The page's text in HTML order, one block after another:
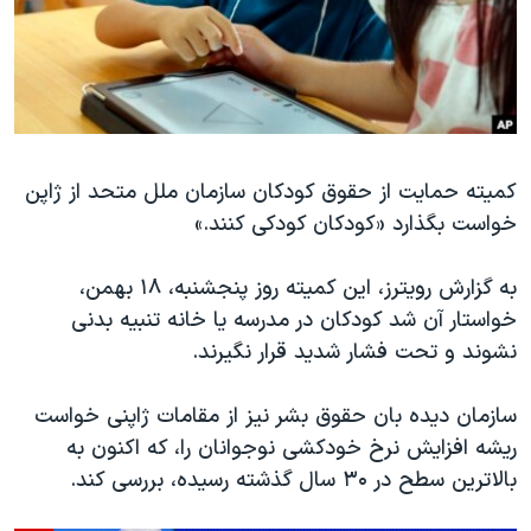
فرهنگ و زندگی
حقوق شهروندی
اقتصادی
اسرائیل در جنگ
گالری عکس
آرشیو پخش زنده
مستندها
انتخابات ریاست جمهوری آمریکا ۲۰۲۴
حمله جمهوری اسلامی به اسرائیل
ورزش زنان در ایران
اعتراضات زن، زندگی، آزادی
مجموعه مستندهای دادخواهی
تریبونال مردمی آبان ۹۸
دادگاه حمید نوری
چهل سال گروگان‌گیری
قانون شفافیت دارائی کادر رهبری ایران
اعتراضات مردمی آبان ۹۸
دنبال کنید
زبانهای مختلف
کمیته حمایت از حقوق کودکان سازمان ملل متحد از ژاپن
خواست بگذارد «کودکان کودکی کنند.»
به گزارش رویترز، این کمیته روز پنجشنبه، ۱۸ بهمن،
خواستار آن شد کودکان در مدرسه یا خانه تنبیه بدنی
نشوند و تحت فشار شدید قرار نگیرند.
سازمان دیده بان حقوق بشر نیز از مقامات ژاپنی خواست
ریشه افزایش نرخ خودکشی نوجوانان را، که اکنون به
بالاترین سطح در ۳۰ سال گذشته رسیده، بررسی کند.